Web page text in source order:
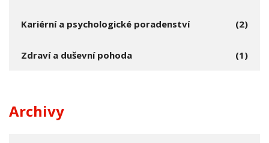
Kariérní a psychologické poradenství (2)
Zdraví a duševní pohoda (1)
Archivy